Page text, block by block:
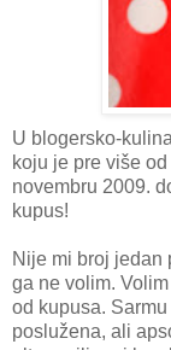
U blogersko-
koju je pre više
novembru 2009.
kupus!
Nije mi broj jedan
ga ne volim.
od kupusa.
poslužena, ali